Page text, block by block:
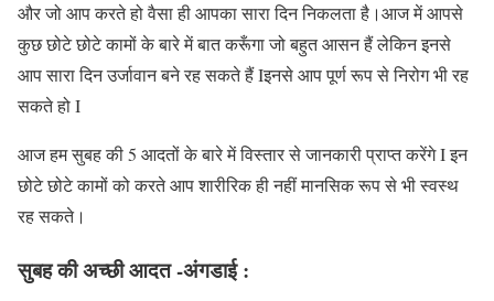
और जो आप करते हो वैसा ही आपका सारा दिन निकलता है।आज में आपसे
कुछ छोटे छोटे कामों के बारे में बात करूँगा जो बहुत आसन हैं लेकिन इनसे
आप सारा दिन उर्जावान बने रह सकते हैं Iइनसे आप पूर्ण रूप से निरोग भी रह
सकते हो I
आज हम सुबह की 5 आदतों के बारे में विस्तार से जानकारी प्राप्त करेंगे I इन
छोटे छोटे कामों को करते आप शारीरिक ही नहीं मानसिक रूप से भी स्वस्थ
रह सकते।
सुबह की अच्छी आदत -अंगडाई :